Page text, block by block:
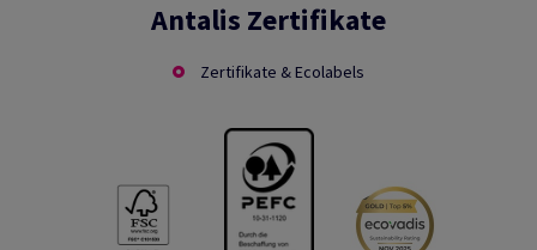
Antalis Zertifikate
Zertifikate & Ecolabels